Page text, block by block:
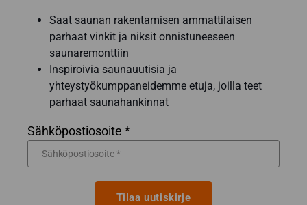
Saat saunan rakentamisen ammattilaisen
parhaat vinkit ja niksit onnistuneeseen
saunaremonttiin
Inspiroivia saunauutisia ja
yhteystyökumppaneidemme etuja, joilla teet
parhaat saunahankinnat
Sähköpostiosoite *
Tilaa uutiskirje